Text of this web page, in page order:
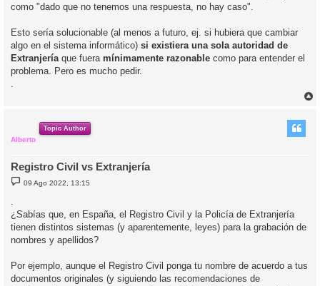
como "dado que no tenemos una respuesta, no hay caso".
Esto sería solucionable (al menos a futuro, ej. si hubiera que cambiar
algo en el sistema informático) si existiera una sola autoridad de
Extranjería que fuera mínimamente razonable como para entender el
problema. Pero es mucho pedir.
Topic Author
Alberto
Registro Civil vs Extranjería
M
e
a
e
09 Ago 2022, 13:15
.
¿Sabías que, en España, el Registro Civil y la Policía de Extranjería
tienen distintos sistemas (y aparentemente, leyes) para la grabación de
nombres y apellidos?
Por ejemplo, aunque el Registro Civil ponga tu nombre de acuerdo a tus
documentos originales (y siguiendo las recomendaciones de